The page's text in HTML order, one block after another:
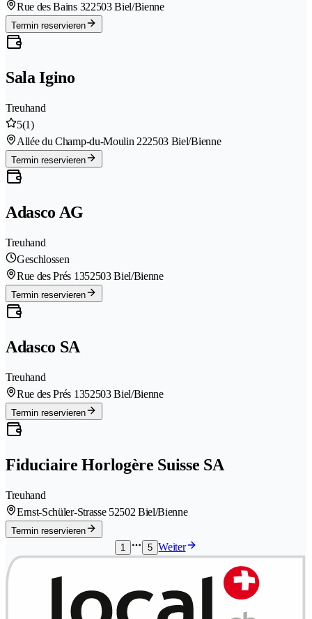
Rue des Bains 322503 Biel/Bienne
Termin reservieren
Sala Igino
Treuhand
5(1)
Allée du Champ-du-Moulin 222503 Biel/Bienne
Termin reservieren
Adasco AG
Treuhand
Geschlossen
Rue des Prés 1352503 Biel/Bienne
Termin reservieren
Adasco SA
Treuhand
Rue des Prés 1352503 Biel/Bienne
Termin reservieren
Fiduciaire Horlogère Suisse SA
Treuhand
Ernst-Schüler-Strasse 52502 Biel/Bienne
Termin reservieren
1
5 Weiter